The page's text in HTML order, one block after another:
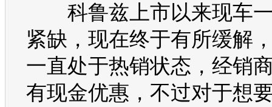
科鲁兹 上市以来现车
紧缺，现在终于有所缓解
一直处于热销状态，经销
有现金优惠，不过对于想